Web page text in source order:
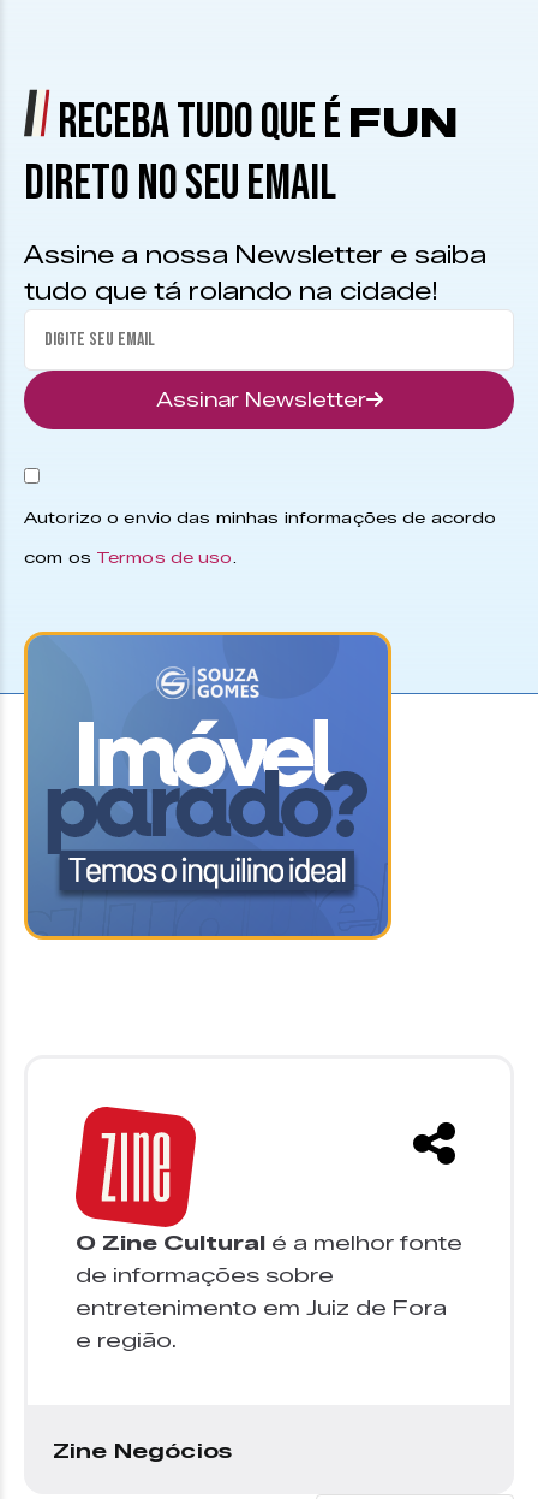
RECEBA TUDO QUE É FUN
DIRETO NO SEU EMAIL
Assine a nossa Newsletter e saiba
tudo que tá rolando na cidade!
Assinar Newsletter
Autorizo o envio das minhas informações de acordo
com os Termos de uso
O Zine Cultural é a melhor fonte
de informações sobre
entretenimento em Juiz de Fora
e região.
Zine Negócios